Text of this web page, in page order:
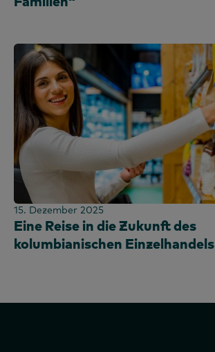
15. Dezember 2025
Eine Reise in die Zukunft des
kolumbianischen Einzelhandels